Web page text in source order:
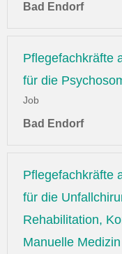
Bad Endorf
Pflegefachkräfte
für die
Job
Bad Endorf
Pflegefachkräfte
für die
Rehabilitation,
Manuelle